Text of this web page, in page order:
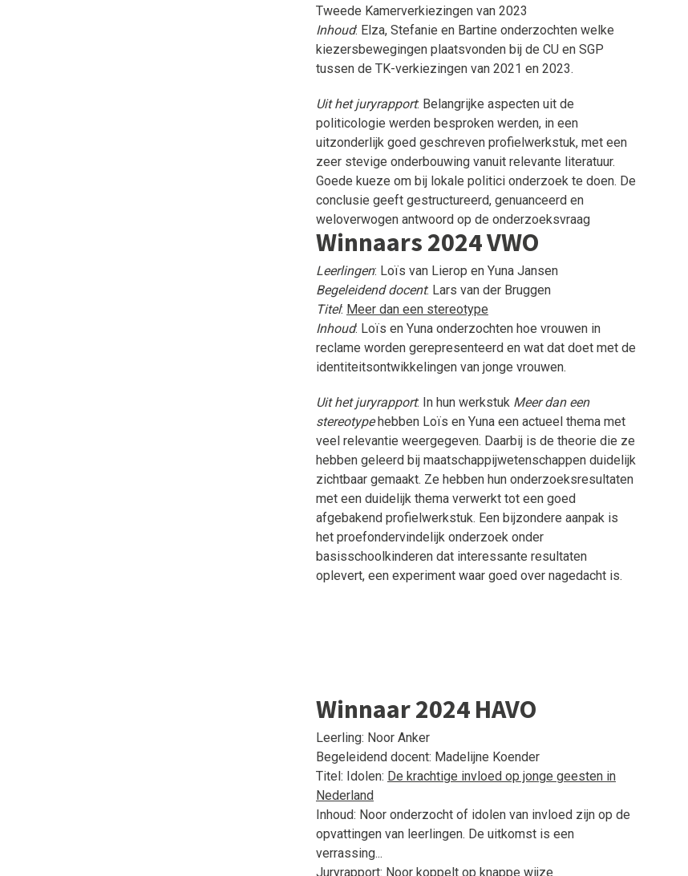
Tweede Kamerverkiezingen van 2023
Inhoud: Elza, Stefanie en Bartine onderzochten welke
kiezersbewegingen plaatsvonden bij de CU en SGP
tussen de TK-verkiezingen van 2021 en 2023.
Uit het juryrapport: Belangrijke aspecten uit de
politicologie werden besproken werden, in een
uitzonderlijk goed geschreven profielwerkstuk, met een
zeer stevige onderbouwing vanuit relevante literatuur.
Goede kueze om bij lokale politici onderzoek te doen. De
conclusie geeft gestructureerd, genuanceerd en
weloverwogen antwoord op de onderzoeksvraag
Winnaars 2024 VWO
Leerlingen: Loïs van Lierop en Yuna Jansen
Begeleidend docent: Lars van der Bruggen
Titel: Meer dan een stereotype
Inhoud: Loïs en Yuna onderzochten hoe vrouwen in
reclame worden gerepresenteerd en wat dat doet met de
identiteitsontwikkelingen van jonge vrouwen.
Uit het juryrapport: In hun werkstuk Meer dan een
stereotypehebben Loïs en Yuna een actueel thema met
veel relevantie weergegeven. Daarbij is de theorie die ze
hebben geleerd bij maatschappijwetenschappen duidelijk
zichtbaar gemaakt. Ze hebben hun onderzoeksresultaten
met een duidelijk thema verwerkt tot een goed
afgebakend profielwerkstuk. Een bijzondere aanpak is
het proefondervindelijk onderzoek onder
basisschoolkinderen dat interessante resultaten
oplevert, een experiment waar goed over nagedacht is.
Winnaar 2024 HAVO
Leerling: Noor Anker
Begeleidend docent: Madelijne Koender
Titel: Idolen: De krachtige invloed op jonge geesten in
Nederland
Inhoud: Noor onderzocht of idolen van invloed zijn op de
opvattingen van leerlingen. De uitkomst is een
verrassing...
Juryrapport: Noor koppelt op knappe wijze